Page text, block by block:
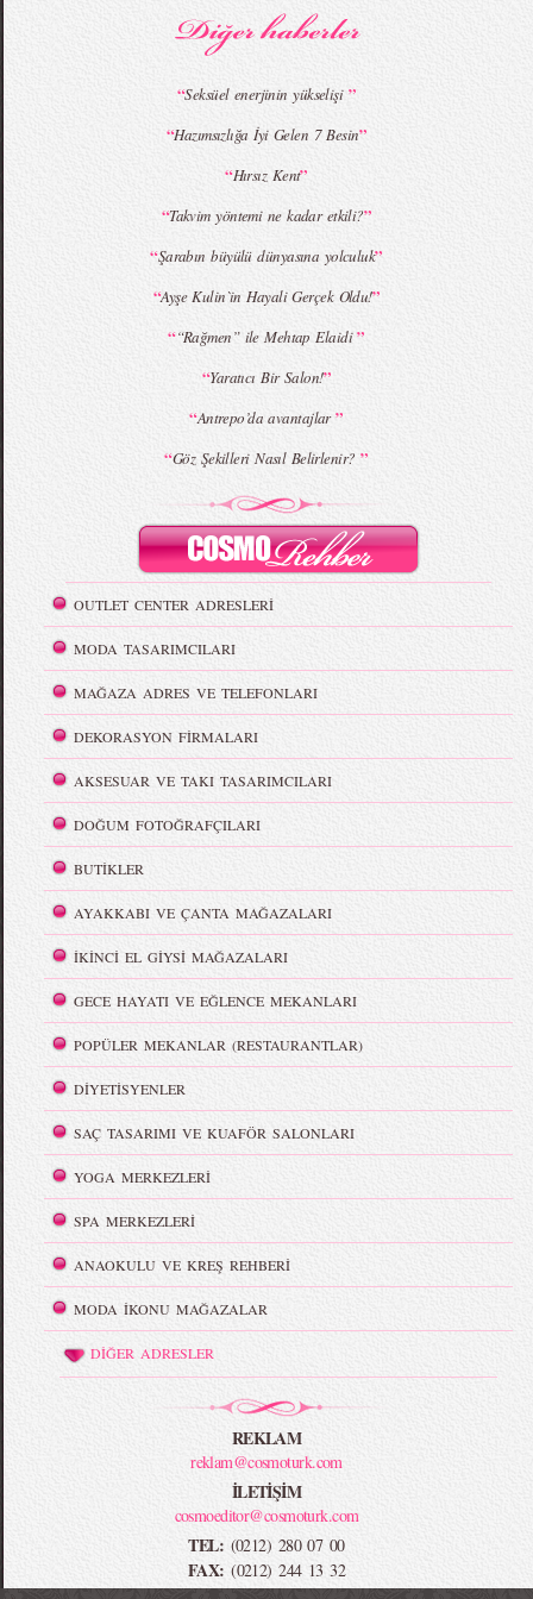
MBFWI - Giray Sepin 2015 Yaz Koleksiyonu MBFWI - Burçe Bekrek 2015 Yaz Koleksiyonu
“Seksüel enerjinin yükselişi ”
“Hazımsızlığa İyi Gelen 7 Besin”
“Hırsız Kent”
“Takvim yöntemi ne kadar etkili?”
“Şarabın büyülü dünyasına yolculuk”
“Ayşe Kulin`in Hayali Gerçek Oldu!”
““Rağmen” ile Mehtap Elaidi”
“Yaratıcı Bir Salon!”
“Antrepo’da avantajlar”
“Göz Şekilleri Nasıl Belirlenir?”
OUTLET CENTER ADRESLERİ
MODA TASARIMCILARI
MAĞAZA ADRES VE TELEFONLARI
DEKORASYON FİRMALARI
AKSESUAR VE TAKI TASARIMCILARI
DOĞUM FOTOĞRAFÇILARI
BUTİKLER
AYAKKABI VE ÇANTA MAĞAZALARI
İKİNCİ EL GİYSİ MAĞAZALARI
GECE HAYATI VE EĞLENCE MEKANLARI
POPÜLER MEKANLAR (RESTAURANTLAR)
DİYETİSYENLER
SAÇ TASARIMI VE KUAFÖR SALONLARI
YOGA MERKEZLERİ
SPA MERKEZLERİ
ANAOKULU VE KREŞ REHBERİ
MODA İKONU MAĞAZALAR
DİĞER ADRESLER
REKLAM
reklam@cosmoturk.com
İLETİŞİM
cosmoeditor@cosmoturk.com
TEL: (0212) 280 07 00
FAX: (0212) 244 13 32